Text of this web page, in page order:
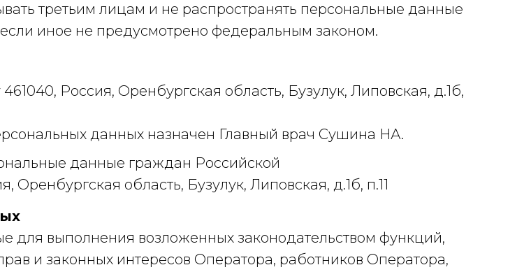
третьим лицам и не распространять персональные данные
иное не предусмотрено федеральным законом.
Россия, Оренбургская область, Бузулук, Липовская, д.1б,
данных назначен Главный врач Сушина НА.
данные граждан Российской
область, Бузулук, Липовская, д.1б, п.11
для выполнения возложенных законодательством функций,
и законных интересов Оператора, работников Оператора,